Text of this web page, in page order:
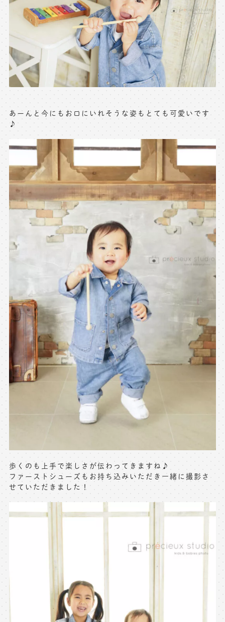
店舗情報についてはお手数ですが
各店舗までお問い合わせください
toiawase@precieux-studio.com
※上記アドレスは総合窓口となります
[営業時間] 9:00～17:00
[定休日] 土日祝日
無料会員登録はこちら
あーんと今にもお口にいれそうな姿もとても可愛いです
♪
歩くのも上手で楽しさが伝わってきますね♪
ファーストシューズもお持ち込みいただき一緒に撮影さ
せていただきました！